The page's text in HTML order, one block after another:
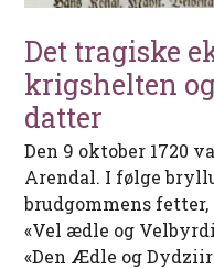
Det tragiske
krigshelten
datter
Den 9 oktober 1720
Arendal. I følge
brudgommens
«Vel ædle og
«Den Ædle og